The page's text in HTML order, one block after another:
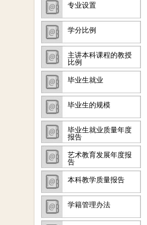
专业设置
学分比例
主讲本科课程的教授
比例
毕业生就业
毕业生的规模
毕业生就业质量年度
报告
艺术教育发展年度报
告
本科教学质量报告
学籍管理办法